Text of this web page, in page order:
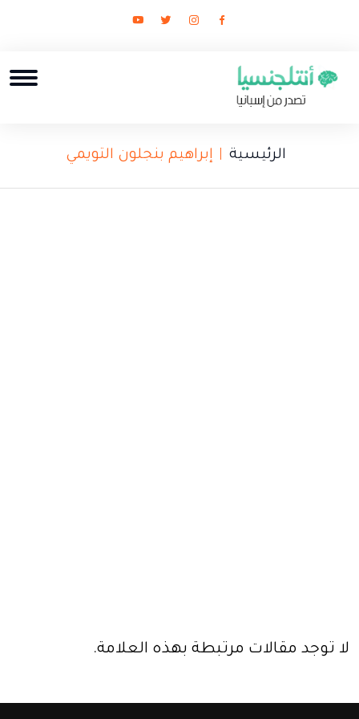
الرئيسية إبراهيم بنجلون التويمي
لا توجد مقالات مرتبطة بهذه العلامة.